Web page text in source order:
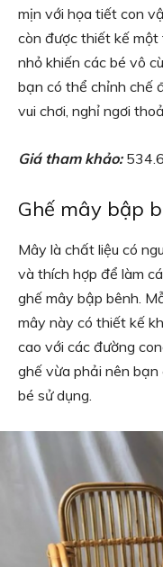
mịn với họa tiết con
còn được thiết kế một
nhỏ khiến các bé vô
bạn có thể chỉnh chế
vui chơi, nghỉ ngơi
Giá tham khảo:
Ghế mây bập
Mây là chất liệu có
và thích hợp để làm
ghế mây bập bênh.
mây này có thiết kế
cao với các đường
ghế vừa phải nên
bé sử dụng.